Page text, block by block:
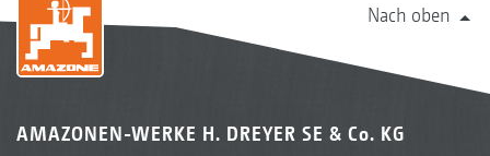
Nach oben
AMAZONEN-WERKE H. DREYER SE & Co. KG